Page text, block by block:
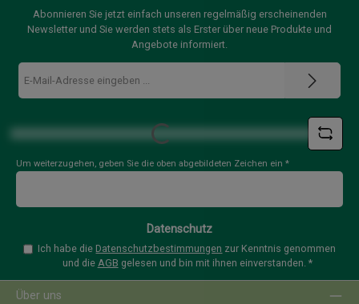
Abonnieren Sie jetzt einfach unseren regelmäßig erscheinenden
Newsletter und Sie werden stets als Erster über neue Produkte und
Angebote informiert.
E-
Mail-
Adresse
Loading...
Um weiterzugehen, geben Sie die oben abgebildeten Zeichen ein *
Datenschutz
Ich habe die Datenschutzbestimmungen zur Kenntnis genommen
und die AGB gelesen und bin mit ihnen einverstanden. *
Über uns